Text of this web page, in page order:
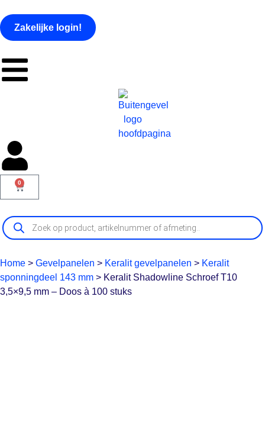
Zakelijke login!
0
Home > Gevelpanelen > Keralit gevelpanelen > Keralit
sponningdeel 143 mm > Keralit Shadowline Schroef T10
3,5×9,5 mm – Doos à 100 stuks